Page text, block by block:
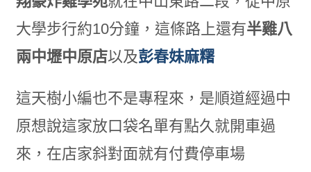
大學步行約10分鐘， 這條路上還有半雞八
兩中壢中原店以及彭春妹麻糬
這天樹小編也不是專程來 ， 是順道經過中
原想說這家放口袋名單有點久就開車過
來 ， 在店家斜對面就有付費停車場